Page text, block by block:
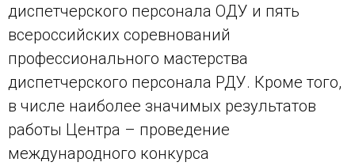
диспетчерского персонала ОДУ и пять
всероссийских соревнований
профессионального мастерства
диспетчерского персонала РДУ. Кроме того,
в числе наиболее значимых результатов
работы Центра – проведение
международного конкурса